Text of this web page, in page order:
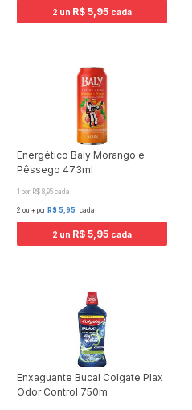
2 un R$ 5,95 cada
Energético Baly Morango e
Pêssego 473ml
1 por R$ 8,95 cada
2 ou + por R$ 5,95 cada
2 un R$ 5,95 cada
Enxaguante Bucal Colgate Plax
Odor Control 750m